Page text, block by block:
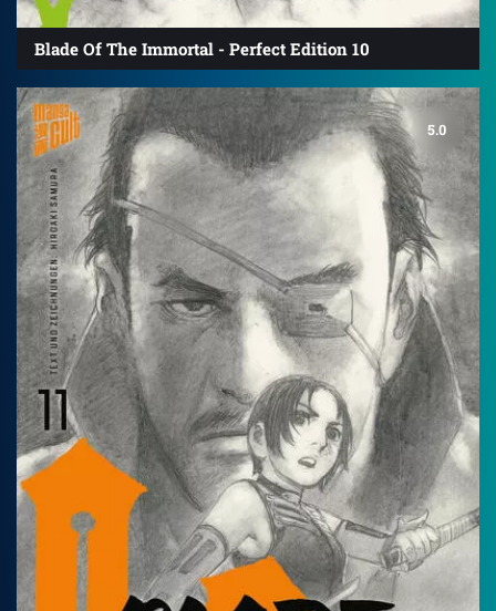
Blade Of The Immortal - Perfect Edition 10
5.0